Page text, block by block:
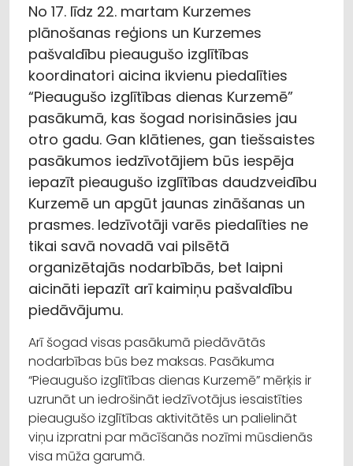
No 17. līdz 22. martam Kurzemes
plānošanas reģions un Kurzemes
pašvaldību pieaugušo izglītības
koordinatori aicina ikvienu piedalīties
“Pieaugušo izglītības dienas Kurzemē”
pasākumā, kas šogad norisināsies jau
otro gadu. Gan klātienes, gan tiešsaistes
pasākumos iedzīvotājiem būs iespēja
iepazīt pieaugušo izglītības daudzveidību
Kurzemē un apgūt jaunas zināšanas un
prasmes. Iedzīvotāji varēs piedalīties ne
tikai savā novadā vai pilsētā
organizētajās nodarbībās, bet laipni
aicināti iepazīt arī kaimiņu pašvaldību
piedāvājumu.
Arī šogad visas pasākumā piedāvātās
nodarbības būs bez maksas. Pasākuma
“Pieaugušo izglītības dienas Kurzemē” mērķis ir
uzrunāt un iedrošināt iedzīvotājus iesaistīties
pieaugušo izglītības aktivitātēs un palielināt
viņu izpratni par mācīšanās nozīmi mūsdienās
visa mūža garumā.